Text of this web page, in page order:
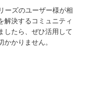
ーズのユーザー様が相
解決するコミュニティ
したら、ぜひ活用して
かりません。